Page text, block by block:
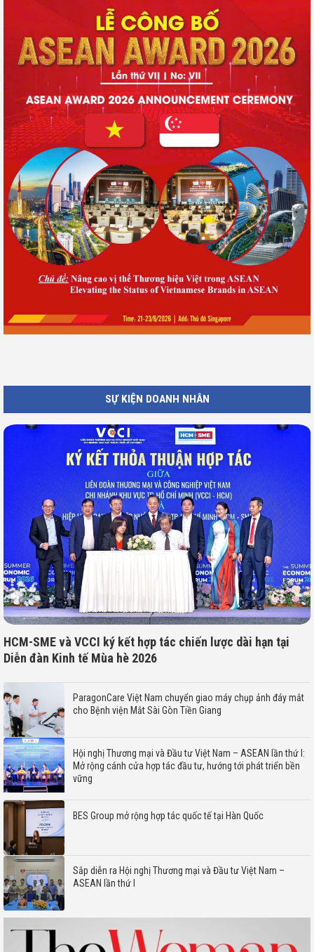
SỰ KIỆN DOANH NHÂN
HCM-SME và VCCI ký kết hợp tác chiến lược dài hạn tại
Diễn đàn Kinh tế Mùa hè 2026
ParagonCare Việt Nam chuyển giao máy chụp ảnh đáy mắt
cho Bệnh viện Mắt Sài Gòn Tiền Giang
Hội nghị Thương mại và Đầu tư Việt Nam – ASEAN lần thứ I:
Mở rộng cánh cửa hợp tác đầu tư, hướng tới phát triển bền
vững
BES Group mở rộng hợp tác quốc tế tại Hàn Quốc
Sắp diễn ra Hội nghị Thương mại và Đầu tư Việt Nam –
ASEAN lần thứ I